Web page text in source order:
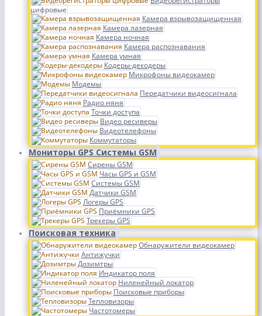
цифровые
Камера взрывозащищенная
Камера лазерная
Камера ночная
Камера распознавания
Камера умная
Кодеры-декодеры
Микрофоны видеокамер
Модемы
Передатчики видеосигнала
Радио няня
Точки доступа
Видео ресиверы
Видеотелефоны
Коммутаторы
Мониторы GPS Системы GSM
Сирены GSM
Часы GPS и GSM
Системы GSM
Датчики GSM
Логеры GPS
Приёмники GPS
Трекеры GPS
Поисковая техника
Обнаружители видеокамер
Антижучки
Дозимтры
Индикатор поля
Ниленейный локатор
Поисковые приборы
Тепловизоры
Частотомеры